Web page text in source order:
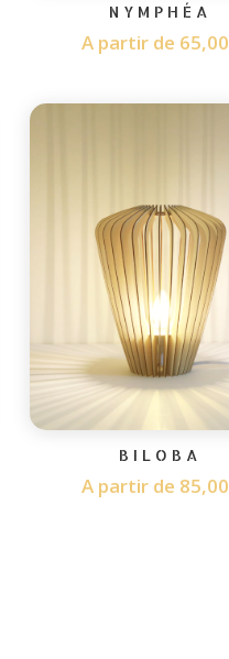
NYMPHÉA
A partir de 65,00
BILOBA
A partir de 85,00